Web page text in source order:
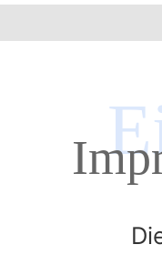
DIE
IM HAUS
AUSSTATTUNG &
LAGE & ANFAHRT